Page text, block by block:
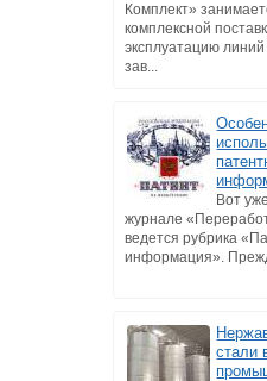
Комплект»
комплексной
эксплуатацию
зав...
Вот
журнале
ведется рубрика
информация».
стали